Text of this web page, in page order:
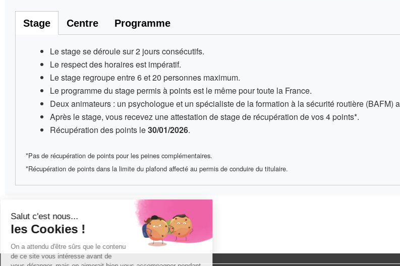
Stage Centre Programme
Le stage se déroule sur2 jours consécutifs.
Le respect des horaires est impératif.
Le stage regroupe entre6 et 20 personnes maximum.
Le programme du stage permis à pointsest le même pour toute la France.
Deux animateurs : un psychologue et un spécialiste de la formation à la sécurité routière (BAFM)
Après le stage, vous recevez uneattestation de stagede récupération de vos 4 points*.
Récupération des points le30/01/2026.
*Pas de récupération de points pour les peines complémentaires.
*Récupération de points dans la limite du plafond affecté au permis de conduire du titulaire.